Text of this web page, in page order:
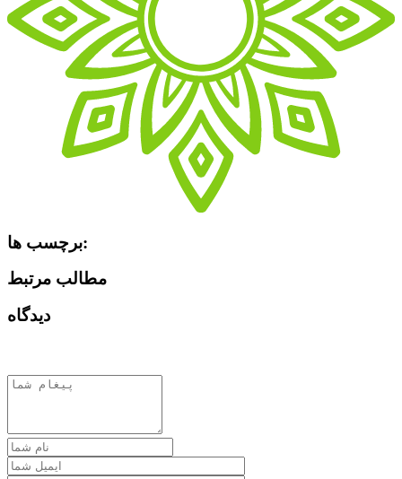
برچسب ها:
مطالب مرتبط
دیدگاه